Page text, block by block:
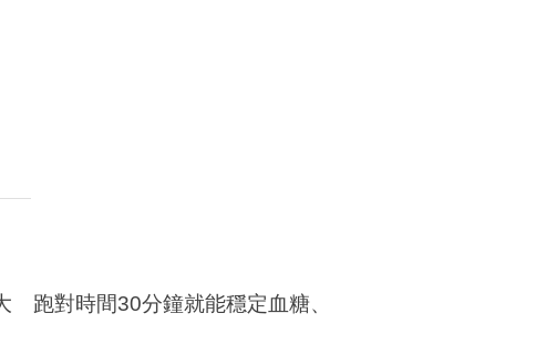
跑對時間30分鐘就能穩定血糖、